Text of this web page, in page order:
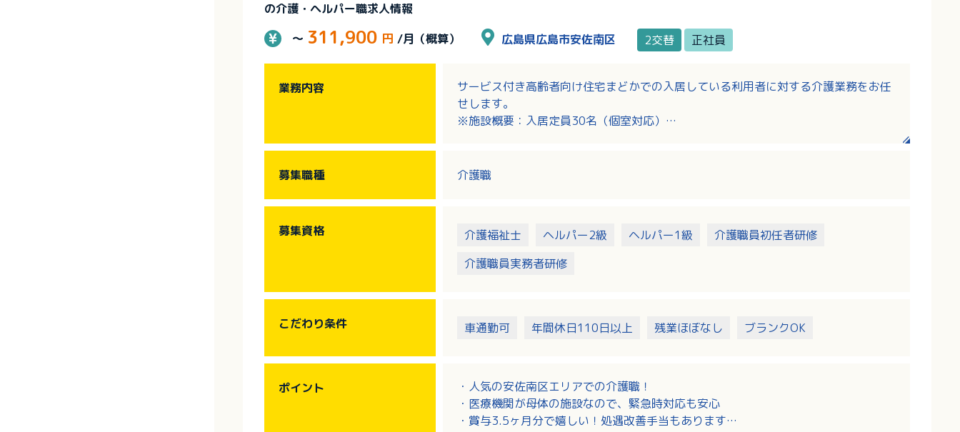
の介護・ヘルパー職求人情報
～ 311,900 円 /月（概算） 広島県広島市安佐南区 2交替 正社員
業務内容
サービス付き高齢者向け住宅まどかでの入居している利用者に対する介護業務をお任
せします。
※施設概要：入居定員30名（個室対応）
※ヘルパーステーションまどかとの兼務になりますが、訪問先はサービス付き高齢者
募集職種 介護職
募集資格 介護福祉士 ヘルパー2級 ヘルパー1級
介護職員初任者研修
介護職員実務者研修
こだわり条件 車通勤可 年間休日110日以上 残業ほぼなし ブランクOK
ポイント
・人気の安佐南区エリアでの介護職！
・医療機関が母体の施設なので、緊急時対応も安心
・賞与3.5ヶ月分で嬉しい！処遇改善手当もあります